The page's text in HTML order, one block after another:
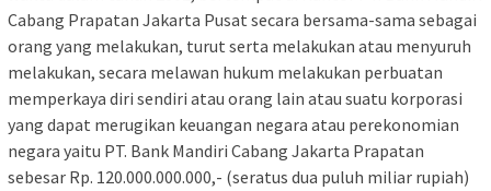
Cabang Prapatan Jakarta Pusat secara bersama-sama sebagai
orang yang melakukan, turut serta melakukan atau menyuruh
melakukan, secara melawan hukum melakukan perbuatan
memperkaya diri sendiri atau orang lain atau suatu korporasi
yang dapat merugikan keuangan negara atau perekonomian
negara yaitu PT. Bank Mandiri Cabang Jakarta Prapatan
sebesar Rp. 120.000.000.000,- (seratus dua puluh miliar rupiah)